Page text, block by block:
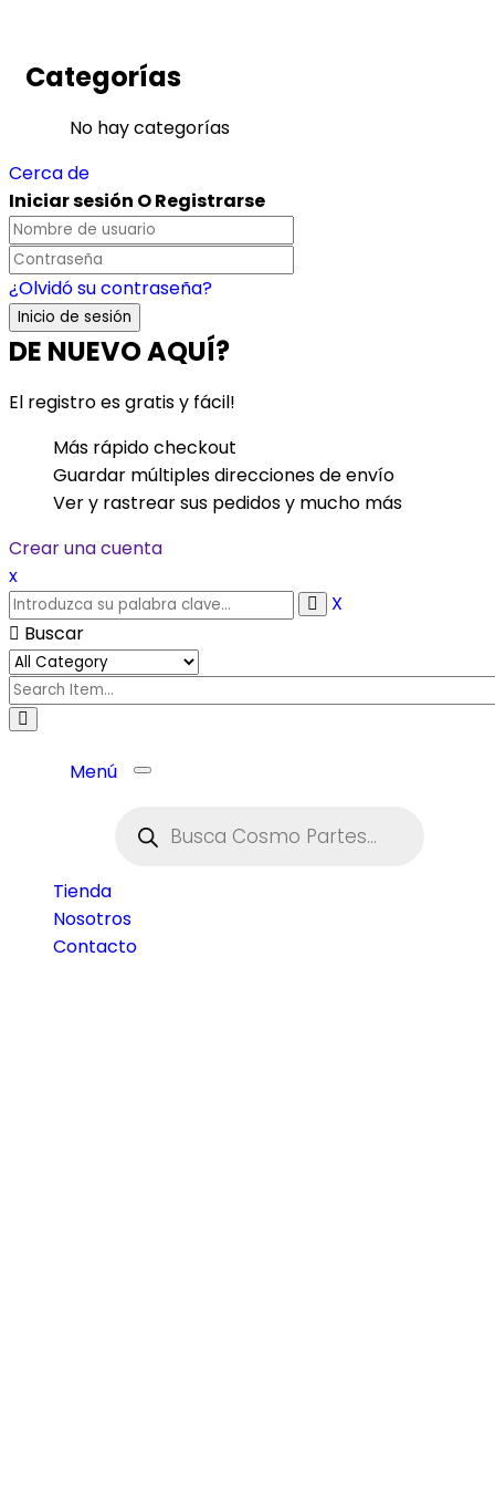
Tapicería
Categorías
No hay categorías
Cerca de
Iniciar sesión O Registrarse
¿Olvidó su contraseña?
DE NUEVO AQUÍ?
El registro es gratis y fácil!
Más rápido checkout
Guardar múltiples direcciones de envío
Ver y rastrear sus pedidos y mucho más
Crear una cuenta
x
X
Buscar
Menú
Toggle
Tienda
Nosotros
Contacto